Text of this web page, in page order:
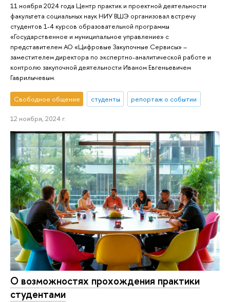
11 ноября 2024 года Центр практик и проектной деятельности
факультета социальных наук НИУ ВШЭ организовал встречу
студентов 1-4 курсов образовательной программы
«Государственное и муниципальное управление» с
представителем АО «Цифровые Закупочные Сервисы» –
заместителем директора по экспертно-аналитической работе и
контролю закупочной деятельности Иваном Евгеньевичем
Гаврилычевым.
Свободное общение студенты репортаж о событии
12 ноября, 2024 г.
О возможностях прохождения практики
студентами